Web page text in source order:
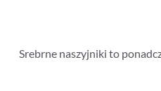
Srebrne naszyjniki to